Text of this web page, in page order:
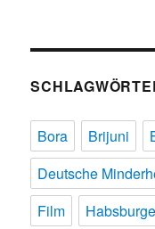
Bora Brijuni
Deutsche
Film